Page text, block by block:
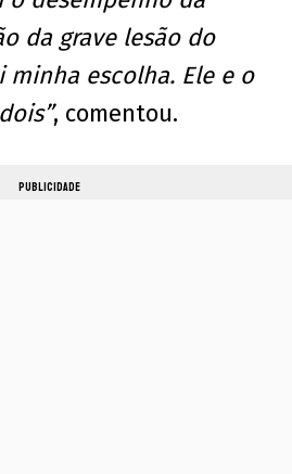
da grave lesão do
minha escolha. Ele e o
, comentou.
PUBLICIDADE